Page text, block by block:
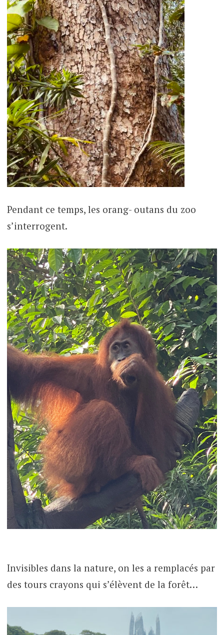
Pendant ce temps, les orang- outans du zoo
s’interrogent.
Invisibles dans la nature, on les a remplacés par
des tours crayons qui s’élèvent de la forêt…